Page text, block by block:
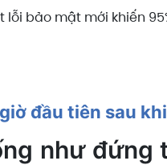
bảo mật mới khiến
đầu tiên sau
như